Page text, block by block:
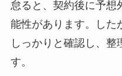
怠ると、契約後に予想
能性があります。した
しっかりと確認し、
す。